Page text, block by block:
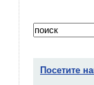
Посетите